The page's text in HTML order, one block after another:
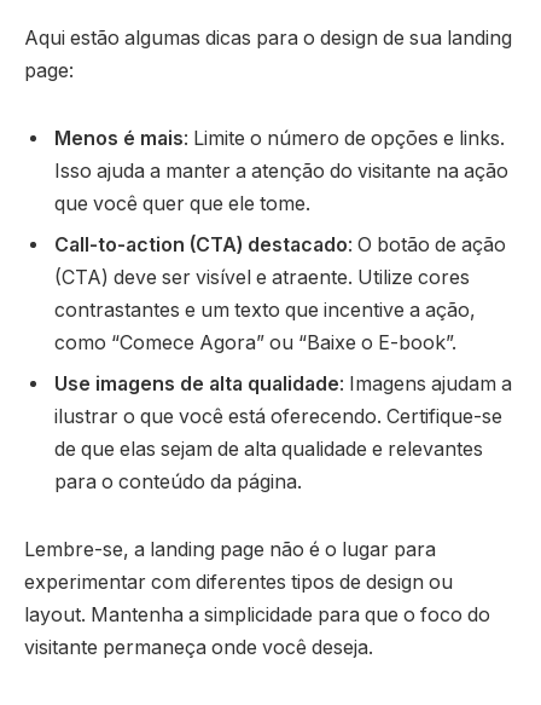
Aqui estão algumas dicas para o design de sua landing
page:
Menos é mais: Limite o número de opções e links.
Isso ajuda a manter a atenção do visitante na ação
que você quer que ele tome.
Call-to-action (CTA) destacado: O botão de ação
(CTA) deve ser visível e atraente. Utilize cores
contrastantes e um texto que incentive a ação,
como “Comece Agora” ou “Baixe o E-book”.
Use imagens de alta qualidade: Imagens ajudam a
ilustrar o que você está oferecendo. Certifique-se
de que elas sejam de alta qualidade e relevantes
para o conteúdo da página.
Lembre-se, a landing page não é o lugar para
experimentar com diferentes tipos de design ou
layout. Mantenha a simplicidade para que o foco do
visitante permaneça onde você deseja.